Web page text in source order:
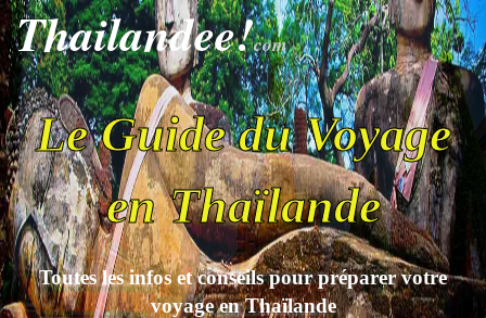
Thailandee!com
Le Guide du Voyage
en Thaïlande
Toutes les infos et conseils pour préparer votre
voyage en Thaïlande